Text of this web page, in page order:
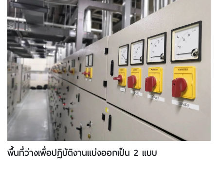
พื้นที่ว่างเพื่อปฏิบัติงานแบ่งออกเป็น 2 แบบ